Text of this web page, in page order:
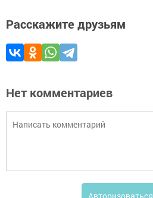
Расскажите друзьям
Нет комментариев